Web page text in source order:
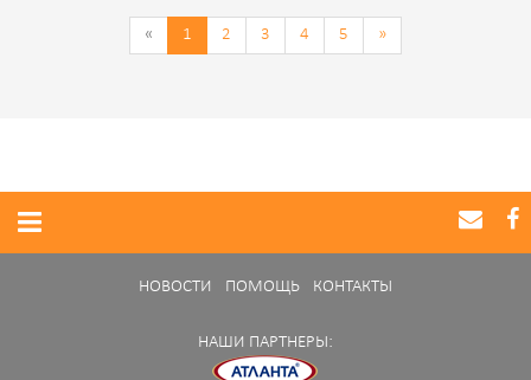
« 1 2 3 4 5 »
НОВОСТИ ПОМОЩЬ КОНТАКТЫ
НАШИ ПАРТНЕРЫ: